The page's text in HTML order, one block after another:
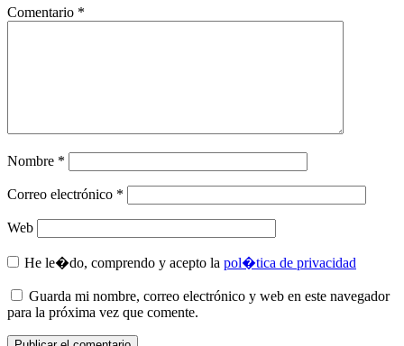
Comentario *
Nombre *
Correo electrónico *
Web
He le�do, comprendo y acepto la pol�tica de privacidad
Guarda mi nombre, correo electrónico y web en este navegador
para la próxima vez que comente.